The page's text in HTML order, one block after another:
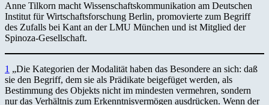
Anne Tilkorn macht Wissenschaftskommunikation am Deutschen
Institut für Wirtschaftsforschung Berlin, promovierte zum Begriff
des Zufalls bei Kant an der LMU München und ist Mitglied der
Spinoza-Gesellschaft.
1 „Die Kategorien der Modalität haben das Besondere an sich: daß
sie den Begriff, dem sie als Prädikate beigefüget werden, als
Bestimmung des Objekts nicht im mindesten vermehren, sondern
nur das Verhältnis zum Erkenntnisvermögen ausdrücken. Wenn der